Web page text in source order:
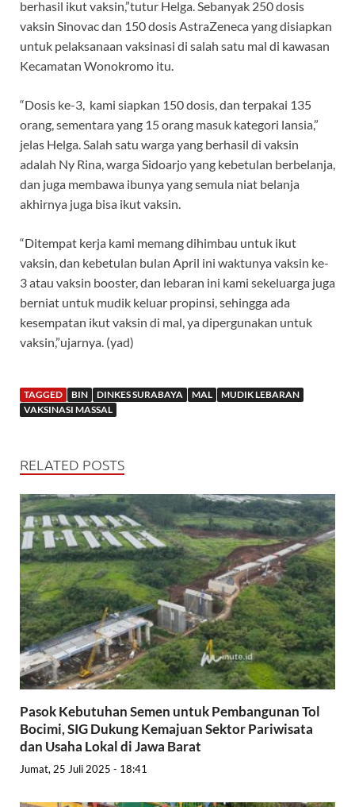
berhasil ikut vaksin,”tutur Helga. Sebanyak 250 dosis
vaksin Sinovac dan 150 dosis AstraZeneca yang disiapkan
untuk pelaksanaan vaksinasi di salah satu mal di kawasan
Kecamatan Wonokromo itu.
“Dosis ke-3, kami siapkan 150 dosis, dan terpakai 135
orang, sementara yang 15 orang masuk kategori lansia,”
jelas Helga. Salah satu warga yang berhasil di vaksin
adalah Ny Rina, warga Sidoarjo yang kebetulan berbelanja,
dan juga membawa ibunya yang semula niat belanja
akhirnya juga bisa ikut vaksin.
“Ditempat kerja kami memang dihimbau untuk ikut
vaksin, dan kebetulan bulan April ini waktunya vaksin ke-
3 atau vaksin booster, dan lebaran ini kami sekeluarga juga
berniat untuk mudik keluar propinsi, sehingga ada
kesempatan ikut vaksin di mal, ya dipergunakan untuk
vaksin,”ujarnya. (yad)
TAGGED BIN DINKES SURABAYA MAL
MUDIK LEBARAN
VAKSINASI MASSAL
RELATED POSTS
Pasok Kebutuhan Semen untuk Pembangunan Tol
Bocimi, SIG Dukung Kemajuan Sektor Pariwisata
dan Usaha Lokal di Jawa Barat
Jumat, 25 Juli 2025 - 18:41